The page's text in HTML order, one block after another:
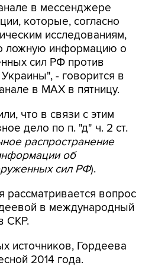
исследованиям,
ложную информацию о
сил РФ против
- говорится в
в MAX в пятницу.
что в связи с этим
распространение
об
сил РФ).
вопрос
СКР.
источников, Гордеева